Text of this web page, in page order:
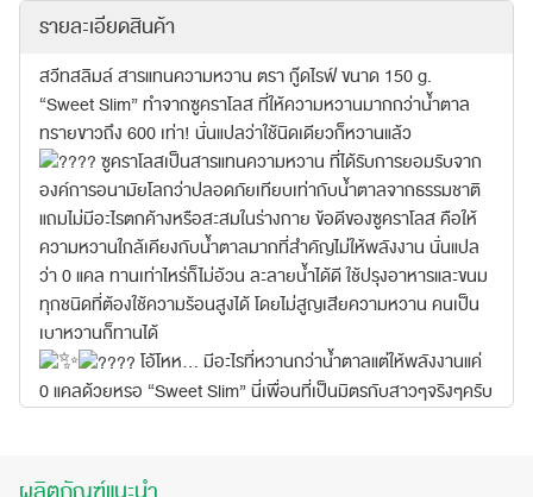
รายละเอียดสินค้า
สวีทสลิมล์ สารแทนความหวาน ตรา กู๊ดไรฟ์ ขนาด 150 g.
“Sweet Slim” ทำจากซูคราโลส ที่ให้ความหวานมากกว่าน้ำตาล
ทรายขาวถึง 600 เท่า! นั่นแปลว่าใช้นิดเดียวก็หวานแล้ว
ซูคราโลสเป็นสารแทนความหวาน ที่ได้รับการยอมรับจาก
องค์การอนามัยโลกว่าปลอดภัยเทียบเท่ากับน้ำตาลจากธรรมชาติ
แถมไม่มีอะไรตกค้างหรือสะสมในร่างกาย ข้อดีของซูคราโลส คือให้
ความหวานใกล้เคียงกับน้ำตาลมากที่สำคัญไม่ให้พลังงาน นั่นแปล
ว่า 0 แคล ทานเท่าไหร่ก็ไม่อ้วน ละลายน้ำได้ดี ใช้ปรุงอาหารและขนม
ทุกชนิดที่ต้องใช้ความร้อนสูงได้ โดยไม่สูญเสียความหวาน คนเป็น
เบาหวานก็ทานได้
โอ้โหห... มีอะไรที่หวานกว่าน้ำตาลแต่ให้พลังงานแค่
0 แคลด้วยหรอ “Sweet Slim” นี่เพื่อนที่เป็นมิตรกับสาวๆจริงๆครับ